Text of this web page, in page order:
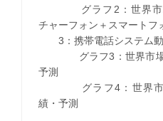
グラフ2：世界市場
チャーフォン＋スマートフ
3：携帯電話システム
グラフ3：世界市場
予測
グラフ4：世界市場
績・予測